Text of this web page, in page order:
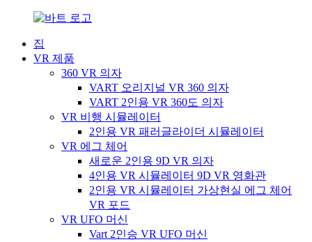
집
VR 제품
360 VR 의자
VART 오리지널 VR 360 의자
VART 2인용 VR 360도 의자
VR 비행 시뮬레이터
2인용 VR 패러글라이더 시뮬레이터
VR 에그 체어
새로운 2인용 9D VR 의자
4인용 VR 시뮬레이터 9D VR 영화관
2인용 VR 시뮬레이터 가상현실 에그 체어
VR 포드
VR UFO 머신
Vart 2인승 VR UFO 머신